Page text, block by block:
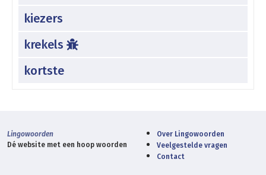
kiezers
krekels
kortste
Lingowoorden
Dé website met een hoop woorden
Over Lingowoorden
Veelgestelde vragen
Contact